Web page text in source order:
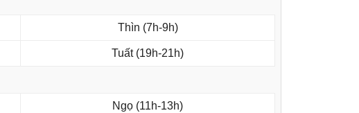
Thìn (7h-9h)
Tuất (19h-21h)
Ngọ (11h-13h)